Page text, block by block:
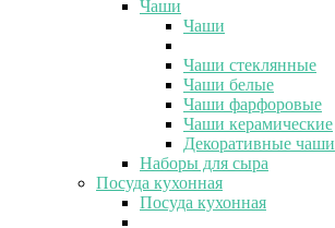
Чаши
Чаши
Чаши стеклянные
Чаши белые
Чаши фарфоровые
Чаши керамические
Декоративные чаши
Наборы для сыра
Посуда кухонная
Посуда кухонная